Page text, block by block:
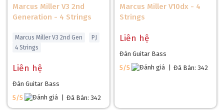
Marcus Miller V3 2nd
Generation - 4 Strings
Marcus Miller V3 2nd Gen
PJ
4 Strings
Liên hệ
Đàn Guitar Bass
5/5
Đã Bán: 342
Marcus Miller V10dx - 4
Strings
Liên hệ
Đàn Guitar Bass
5/5
Đã Bán: 342